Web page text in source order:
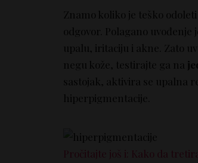
Znamo koliko je teško
odgovor. Polagano uvođenje
upalu, iritaciju i akne. Zato
negu kože, testirajte ga na
sastojak, aktivira se upalna
hiperpigmentacije.
Pročitajte još i: Kako da